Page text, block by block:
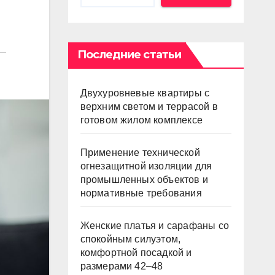
Последние статьи
Двухуровневые квартиры с
верхним светом и террасой в
готовом жилом комплексе
Применение технической
огнезащитной изоляции для
промышленных объектов и
нормативные требования
Женские платья и сарафаны со
спокойным силуэтом,
комфортной посадкой и
размерами 42–48